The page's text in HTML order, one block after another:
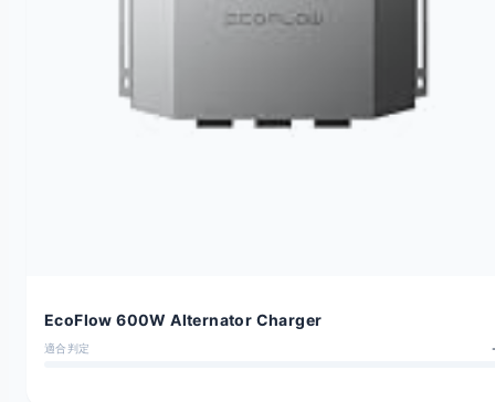
EcoFlow 600W Alternator Charger
適合判定